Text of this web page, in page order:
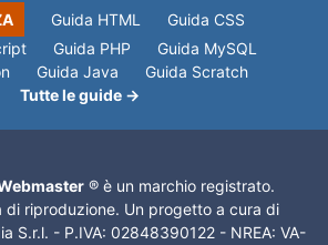
Guida HTML
Guida CSS
Guida PHP
Guida MySQL
Guida Java
Guida Scratch
Tutte le guide →
® è un marchio registrato.
di riproduzione. Un progetto a cura di
S.r.l. - P.IVA: 02848390122 - NREA: VA-